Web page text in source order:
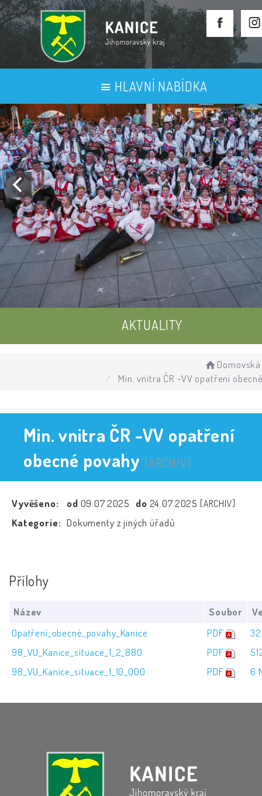
HLAVNÍ NABÍDKA
AKTUALITY
Min. vnitra ČR -VV opatření
Min. vnitra ČR -VV opatření
obecné povahy [ARCHIV]
Vyvěšeno: od 09.07.2025 do 24.07.2025 [ARCHIV]
Kategorie: Dokumenty z jiných úřadů
Přílohy
Název Soubor
Opatření_obecné_povahy_Kanice
PDF
98_VU_Kanice_situace_1_2_880
PDF
98_VU_Kanice_situace_1_10_000
PDF 6